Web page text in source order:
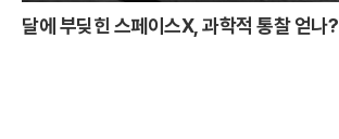
달에 부딪힌 스페이스X, 과학적 통찰 얻나?